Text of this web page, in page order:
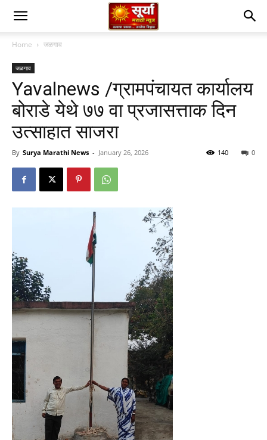
Home जळगाव
जळगाव
Yavalnews /ग्रामपंचायत कार्यालय
बोराडे येथे ७७ वा प्रजासत्ताक दिन
उत्साहात साजरा
By Surya Marathi News - January 26, 2026 0
140